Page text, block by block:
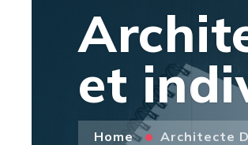
et
Home Architecte